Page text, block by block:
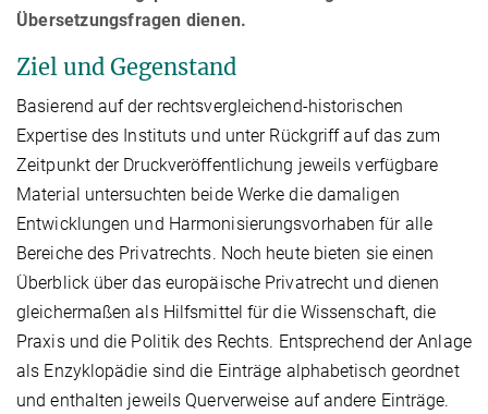
Übersetzungsfragen dienen.
Ziel und Gegenstand
Basierend auf der rechtsvergleichend-historischen
Expertise des Instituts und unter Rückgriff auf das zum
Zeitpunkt der Druckveröffentlichung jeweils verfügbare
Material untersuchten beide Werke die damaligen
Entwicklungen und Harmonisierungsvorhaben für alle
Bereiche des Privatrechts. Noch heute bieten sie einen
Überblick über das europäische Privatrecht und dienen
gleichermaßen als Hilfsmittel für die Wissenschaft, die
Praxis und die Politik des Rechts. Entsprechend der Anlage
als Enzyklopädie sind die Einträge alphabetisch geordnet
und enthalten jeweils Querverweise auf andere Einträge.